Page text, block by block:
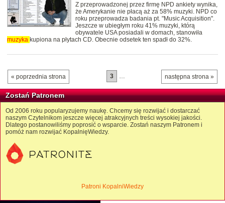
Z przeprowadzonej przez firmę NPD ankiety wynika,
że Amerykanie nie płacą aż za 58% muzyki. NPD co
roku przeprowadza badania pt. "Music Acquisition".
Jeszcze w ubiegłym roku 41% muzyki, którą
obywatele USA posiadali w domach, stanowiła
muzyka kupiona na płytach CD. Obecnie odsetek ten spadł do 32%.
« poprzednia strona następna strona »
3
Zostań Patronem
Od 2006 roku popularyzujemy naukę. Chcemy się rozwijać i dostarczać
naszym Czytelnikom jeszcze więcej atrakcyjnych treści wysokiej jakości.
Dlatego postanowiliśmy poprosić o wsparcie. Zostań naszym Patronem i
pomóż nam rozwijać KopalnięWiedzy.
Patroni KopalniWiedzy